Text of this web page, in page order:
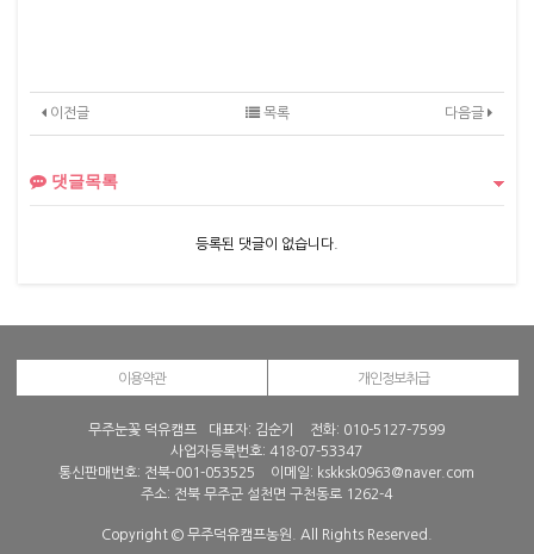
이전글 다음글
목록
댓글목록
등록된 댓글이 없습니다.
이용약관 개인정보취급
무주눈꽃 덕유캠프 대표자: 김순기 전화: 010-5127-7599
사업자등록번호: 418-07-53347
통신판매번호: 전북-001-053525
이메일: kskksk0963@naver.com
주소: 전북 무주군 설천면 구천동로 1262-4
Copyright © 무주덕유캠프농원. All Rights Reserved.